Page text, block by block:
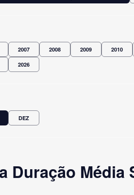
2007 2008 2009 2010
2026
DEZ
Duração Média